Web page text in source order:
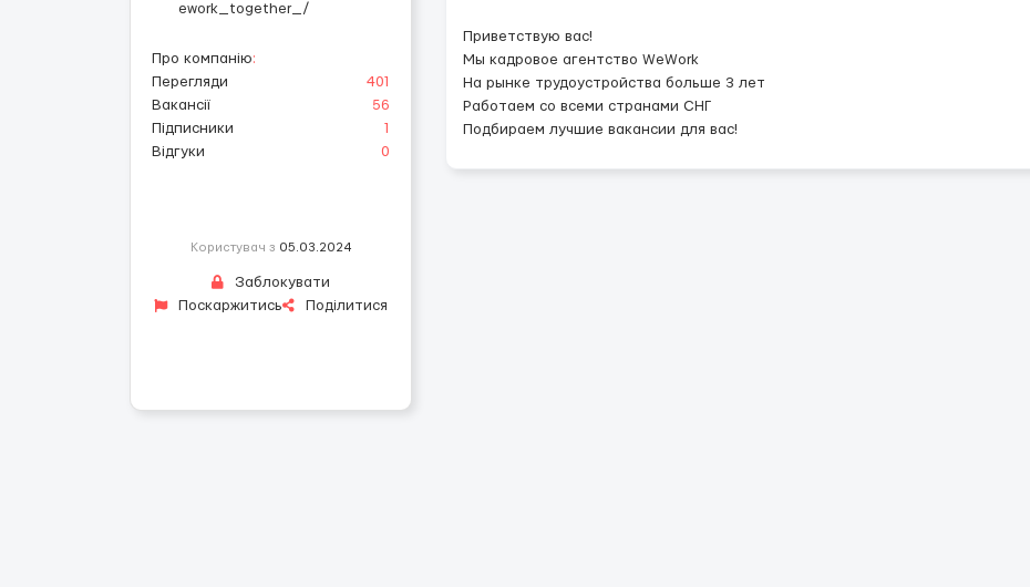
ework_together_/
Про компанію:
Перегляди
401
Вакансії
56
Підписники
1
Відгуки
0
Користувач з 05.03.2024
Заблокувати
Поскаржитись
Поділитися
Приветствую вас!
Мы кадровое агентство WeWork
На рынке трудоустройства больше 3 лет
Работаем со всеми странами СНГ
Подбираем лучшие вакансии для вас!